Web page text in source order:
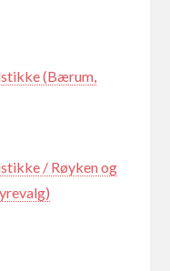
(Bærum,
/ Røyken og